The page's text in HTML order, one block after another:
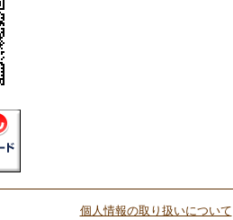
個人情報の取り扱いについて